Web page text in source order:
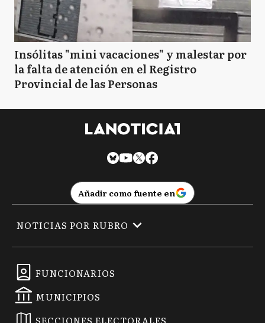
Insólitas "mini vacaciones" y malestar por
la falta de atención en el Registro
Provincial de las Personas
Añadir como fuente en
FUNCIONARIOS
MUNICIPIOS
SECCIONES ELECTORALES
NOTICIAS POR RUBRO